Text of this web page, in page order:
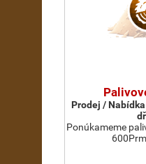
Prodej /
Ponúkameme